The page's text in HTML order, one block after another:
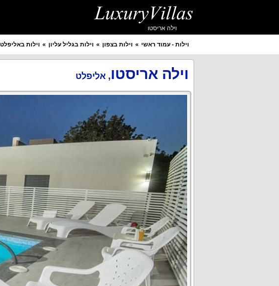
וילה אריסטו
וילות - עמוד ראשי וילות בצפון וילות בגליל עליון וילות באליפלט
איזור מבוקש
וילה אריסטו, אליפלט